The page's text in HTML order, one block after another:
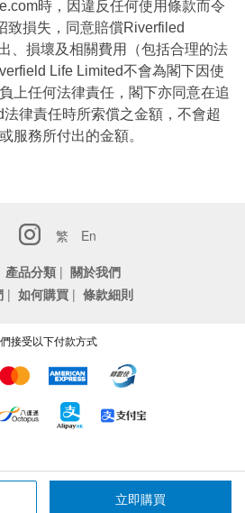
立即購買
時，因違反任何使用條款而令
致損失，同意賠償Riverfiled
、損壞及相關費用（包括合理的法
Life Limited不會為閣下因使
上任何法律責任，閣下亦同意在追
律責任時所索償之金額，不會超
服務所付出的金額。
繁
En
產品分類 | 關於我們
| 如何購買 | 條款細則
接受以下付款方式